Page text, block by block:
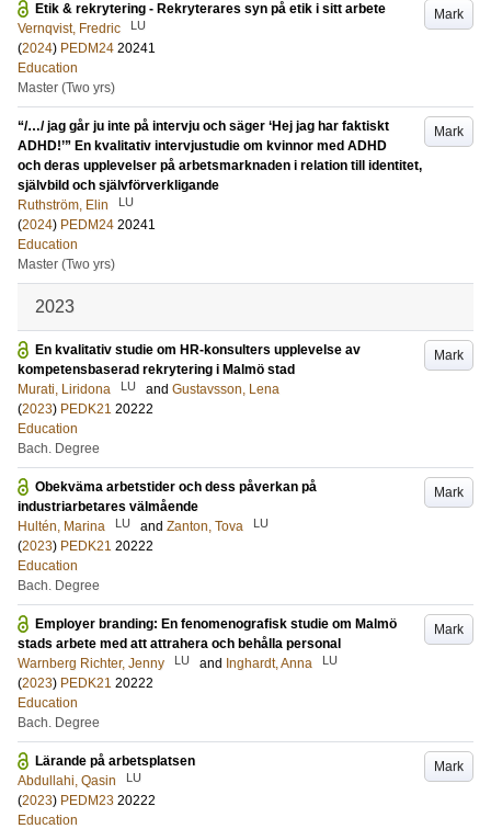
Mark
Etik & rekrytering - Rekryterares syn på etik i sitt arbete
Vernqvist, Fredric
LU
(2024) PEDM24 20241
Education
Master (Two yrs)
Mark
“/…/ jag går ju inte på intervju och säger ‘Hej jag har faktiskt
ADHD!’” En kvalitativ intervjustudie om kvinnor med ADHD
och deras upplevelser på arbetsmarknaden i relation till identitet,
självbild och självförverkligande
Ruthström, Elin
LU
(2024) PEDM24 20241
Education
Master (Two yrs)
2023
Mark
En kvalitativ studie om HR-konsulters upplevelse av
kompetensbaserad rekrytering i Malmö stad
Murati, Liridona
LU and Gustavsson, Lena
(2023) PEDK21 20222
Education
Bach. Degree
Mark
Obekväma arbetstider och dess påverkan på
industriarbetares välmående
Hultén, Marina
LU and Zanton, Tova LU
(2023) PEDK21 20222
Education
Bach. Degree
Mark
Employer branding: En fenomenografisk studie om Malmö
stads arbete med att attrahera och behålla personal
Warnberg Richter, Jenny
LU and Inghardt, Anna LU
(2023) PEDK21 20222
Education
Bach. Degree
Mark
Lärande på arbetsplatsen
Abdullahi, Qasin
LU
(2023) PEDM23 20222
Education